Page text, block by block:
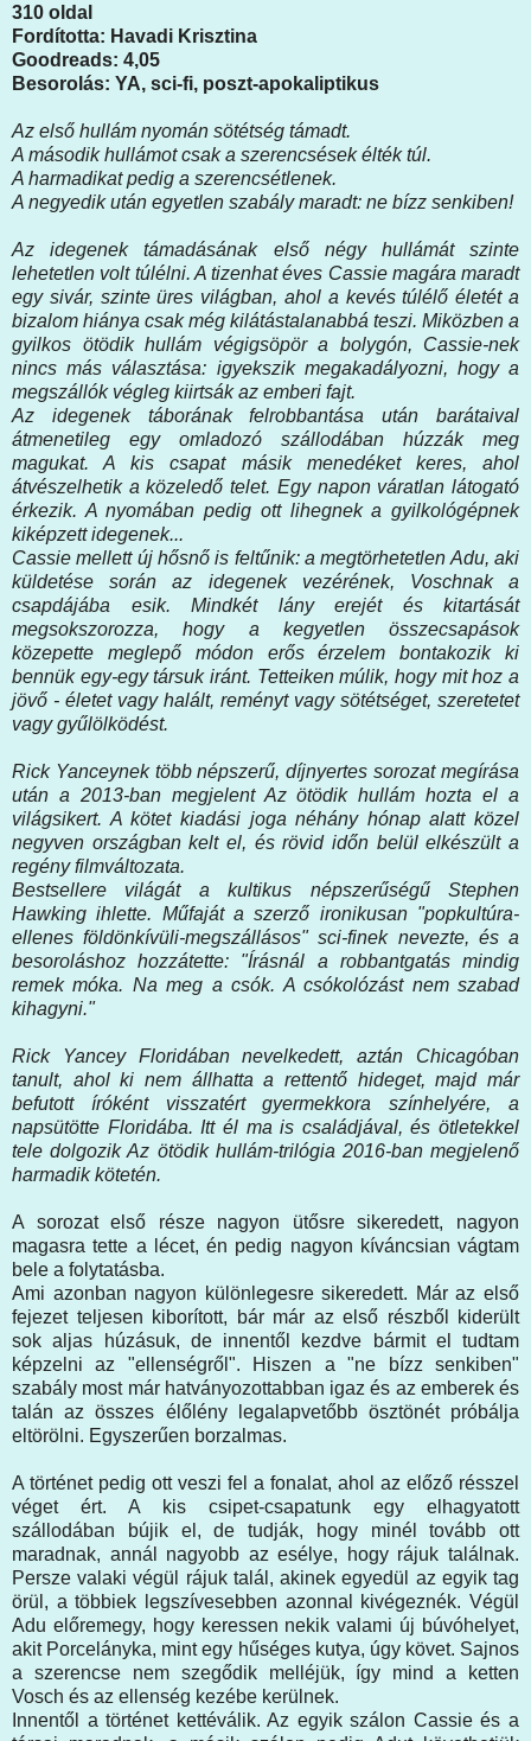
310 oldal
Fordította: Havadi Krisztina
Goodreads: 4,05
Besorolás: YA, sci-fi, poszt-apokaliptikus
Az első hullám nyomán sötétség támadt.
A második hullámot csak a szerencsések élték túl.
A harmadikat pedig a szerencsétlenek.
A negyedik után egyetlen szabály maradt: ne bízz senkiben!
Az idegenek támadásának első négy hullámát szinte
lehetetlen volt túlélni. A tizenhat éves Cassie magára maradt
egy sivár, szinte üres világban, ahol a kevés túlélő életét a
bizalom hiánya csak még kilátástalanabbá teszi. Miközben a
gyilkos ötödik hullám végigsöpör a bolygón, Cassie-nek
nincs más választása: igyekszik megakadályozni, hogy a
megszállók végleg kiirtsák az emberi fajt.
Az idegenek táborának felrobbantása után barátaival
átmenetileg egy omladozó szállodában húzzák meg
magukat. A kis csapat másik menedéket keres, ahol
átvészelhetik a közeledő telet. Egy napon váratlan látogató
érkezik. A nyomában pedig ott lihegnek a gyilkológépnek
kiképzett idegenek...
Cassie mellett új hősnő is feltűnik: a megtörhetetlen Adu, aki
küldetése során az idegenek vezérének, Voschnak a
csapdájába esik. Mindkét lány erejét és kitartását
megsokszorozza, hogy a kegyetlen összecsapások
közepette meglepő módon erős érzelem bontakozik ki
bennük egy-egy társuk iránt. Tetteiken múlik, hogy mit hoz a
jövő - életet vagy halált, reményt vagy sötétséget, szeretetet
vagy gyűlölködést.
Rick Yanceynek több népszerű, díjnyertes sorozat megírása
után a 2013-ban megjelent Az ötödik hullám hozta el a
világsikert. A kötet kiadási joga néhány hónap alatt közel
negyven országban kelt el, és rövid időn belül elkészült a
regény filmváltozata.
Bestsellere világát a kultikus népszerűségű Stephen
Hawking ihlette. Műfaját a szerző ironikusan "popkultúra-
ellenes földönkívüli-megszállásos" sci-finek nevezte, és a
besoroláshoz hozzátette: "Írásnál a robbantgatás mindig
remek móka. Na meg a csók. A csókolózást nem szabad
kihagyni."
Rick Yancey Floridában nevelkedett, aztán Chicagóban
tanult, ahol ki nem állhatta a rettentő hideget, majd már
befutott íróként visszatért gyermekkora színhelyére, a
napsütötte Floridába. Itt él ma is családjával, és ötletekkel
tele dolgozik Az ötödik hullám-trilógia 2016-ban megjelenő
harmadik kötetén.
A sorozat első része nagyon ütősre sikeredett, nagyon
magasra tette a lécet, én pedig nagyon kíváncsian vágtam
bele a folytatásba.
Ami azonban nagyon különlegesre sikeredett. Már az első
fejezet teljesen kiborított, bár már az első részből kiderült
sok aljas húzásuk, de innentől kezdve bármit el tudtam
képzelni az "ellenségről". Hiszen a "ne bízz senkiben"
szabály most már hatványozottabban igaz és az emberek és
talán az összes élőlény legalapvetőbb ösztönét próbálja
eltörölni. Egyszerűen borzalmas.
A történet pedig ott veszi fel a fonalat, ahol az előző résszel
véget ért. A kis csipet-csapatunk egy elhagyatott
szállodában bújik el, de tudják, hogy minél tovább ott
maradnak, annál nagyobb az esélye, hogy rájuk találnak.
Persze valaki végül rájuk talál, akinek egyedül az egyik tag
örül, a többiek legszívesebben azonnal kivégeznék. Végül
Adu előremegy, hogy keressen nekik valami új búvóhelyet,
akit Porcelányka, mint egy hűséges kutya, úgy követ. Sajnos
a szerencse nem szegődik melléjük, így mind a ketten
Vosch és az ellenség kezébe kerülnek.
Innentől a történet kettéválik. Az egyik szálon Cassie és a